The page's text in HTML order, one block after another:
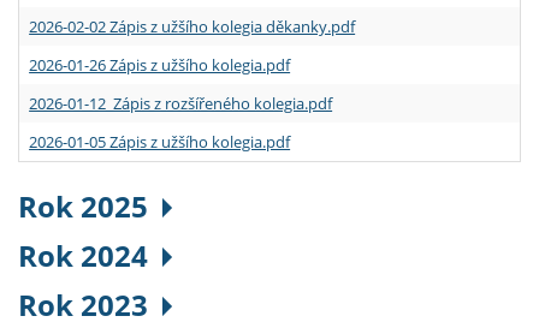
2026-02-02 Zápis z užšího kolegia děkanky.pdf
2026-01-26 Zápis z užšího kolegia.pdf
2026-01-12 Zápis z rozšířeného kolegia.pdf
2026-01-05 Zápis z užšího kolegia.pdf
Rok 2025
Rok 2024
Rok 2023